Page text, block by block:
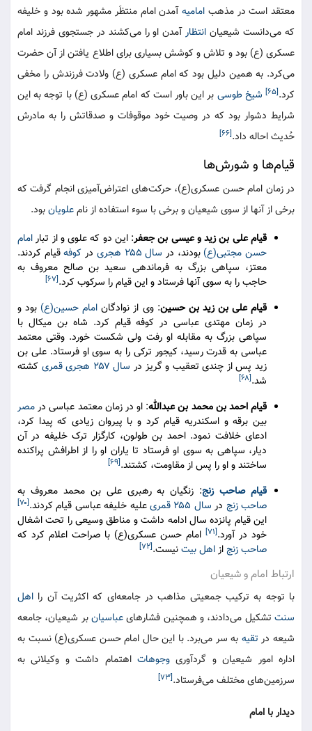
معتقد است در مذهب امامیهآمدن امام منتظَر مشهور شده بود و خلیفه
که می‌دانست شیعیان انتظارآمدن او را می‌کشند در جستجوی فرزند امام
عسکری (ع) بود و تلاش و کوشش بسیاری برای اطلاع یافتن از آن حضرت
می‌کرد. به همین دلیل بود که امام عسکری (ع) ولادت فرزندش را مخفی
کرد.[۶۵] شیخ طوسی بر این باور است که امام عسکری (ع) با توجه به این
شرایط دشوار بود که در وصیت خود موقوفات و صدقاتش را به مادرش
حُدیث احاله داد.[۶۶]
قیام‌ها و شورش‌ها
در زمان امام حسن عسکری(ع)، حرکت‌های اعتراض‌آمیزی انجام گرفت که
برخی از آنها از سوی شیعیان و برخی با سوء استفاده از نامعلویانبود.
قیام علی بن زید و عیسی بن جعفر: این دو که علوی و از تبارامام
حسن مجتبی(ع) بودند، در سال ۲۵۵ هجری در کوفهقیام کردند.
معتز، سپاهی بزرگ به فرماندهی سعید بن صالح معروف به
حاجب را به سوی آنها فرستاد و این قیام را سرکوب کرد.[۶۷]
قیام علی بن زید بن حسین: وی از نوادگان امام حسین(ع) بود و
در زمان مهتدی عباسی در کوفه قیام کرد. شاه بن میکال با
سپاهی بزرگ به مقابله او رفت ولی شکست خورد. وقتی معتمد
عباسی به قدرت رسید، کیجور ترکی را به سوی او فرستاد. علی بن
زید پس از چندی تعقیب و گریز در سال ۲۵۷ هجری قمری
کشته
شد.[۶۸]
قیام احمد بن محمد بن عبدالله: او در زمان معتمد عباسی درمصر
بین برقه و اسکندریه قیام کرد و با پیروان زیادی که پیدا کرد،
ادعای خلافت نمود. احمد بن طولون، کارگزار ترک خلیفه در آن
دیار، سپاهی به سوی او فرستاد تا یاران او را از اطرافش پراکنده
ساختند و او را پس از مقاومت، کشتند.[۶۹]
قیام صاحب زنج: زنگیان به رهبری علی بن محمد معروف به
صاحب زنج در سال ۲۵۵ قمری علیه خلیفه عباسی قیام کردند.[۷۰]
این قیام پانزده سال ادامه داشت و مناطق وسیعی را تحت اشغال
خود در آورد.[۷۱]
امام حسن عسکری(ع) با صراحت اعلام کرد که
صاحب زنجازاهل بیتنیست.[۷۲]
ارتباط امام و شیعیان
با توجه به ترکیب جمعیتی مذاهب در جامعه‌ای که اکثریت آن را اهل
سنت تشکیل می‌دادند، و همچنین فشارهایعباسیانبر شیعیان، جامعه
شیعه در تقیه به سر می‌برد. با این حال امام حسن عسکری(ع) نسبت به
اداره امور شیعیان و گردآوری وجوهات اهتمام داشت و وکیلانی به
سرزمین‌های مختلف می‌فرستاد.[۷۳]
دیدار با امام